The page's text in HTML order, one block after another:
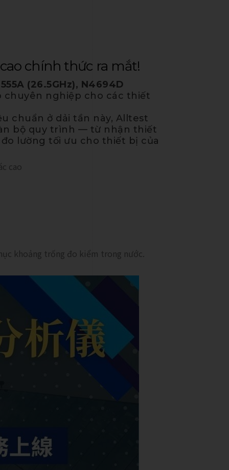
chính thức ra mắt!
(26.5GHz), N4694D
chuyên nghiệp cho các thiết
chuẩn ở dải tần này, Alltest
bộ quy trình — từ nhận thiết
lường tối ưu cho thiết bị của
cao
khoảng trống đo kiểm trong nước.